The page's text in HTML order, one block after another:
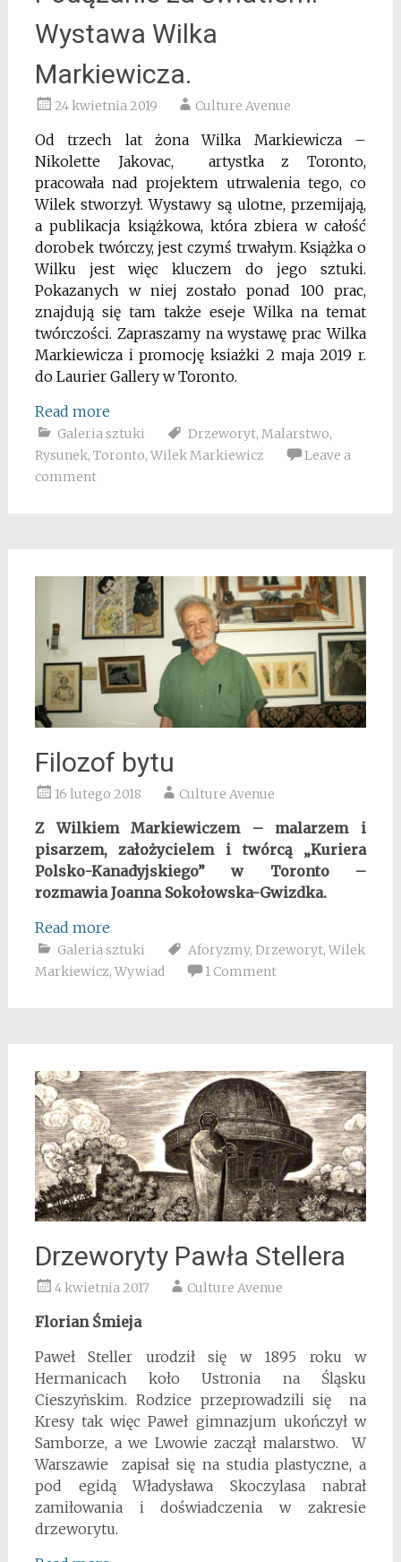
Wystawa Wilka
Markiewicza.
24 kwietnia 2019 Culture Avenue
Od trzech lat żona Wilka Markiewicza –
Nikolette Jakovac, artystka z Toronto,
pracowała nad projektem utrwalenia tego, co
Wilek stworzył. Wystawy są ulotne, przemijają,
a publikacja książkowa, która zbiera w całość
dorobek twórczy, jest czymś trwałym. Książka o
Wilku jest więc kluczem do jego sztuki.
Pokazanych w niej zostało ponad 100 prac,
znajdują się tam także eseje Wilka na temat
twórczości. Zapraszamy na wystawę prac Wilka
Markiewicza i promocję ksiażki 2 maja 2019 r.
do Laurier Gallery wToronto.
Read more
Galeria sztuki Drzeworyt, Malarstwo,
Rysunek, Toronto, Wilek Markiewicz
Leave a
comment
Filozof bytu
16 lutego 2018 Culture Avenue
Z Wilkiem Markiewiczem – malarzem i
pisarzem, założycielem i twórcą „Kuriera
Polsko-Kanadyjskiego” w Toronto –
rozmawia Joanna Sokołowska-Gwizdka.
Read more
Galeria sztuki Aforyzmy, Drzeworyt, Wilek
Markiewicz, Wywiad 1 Comment
Drzeworyty Pawła Stellera
4 kwietnia 2017 Culture Avenue
Florian Śmieja
Paweł Steller urodził się w 1895 roku w
Hermanicach koło Ustronia na Śląsku
Cieszyṅskim. Rodzice przeprowadzili się na
Kresy tak więc Paweł gimnazjum ukończył w
Samborze, a we Lwowie zaczął malarstwo. W
Warszawie zapisał się na studia plastyczne, a
pod egidą Władysława Skoczylasa nabrał
zamiłowania i doświadczenia w zakresie
drzeworytu.